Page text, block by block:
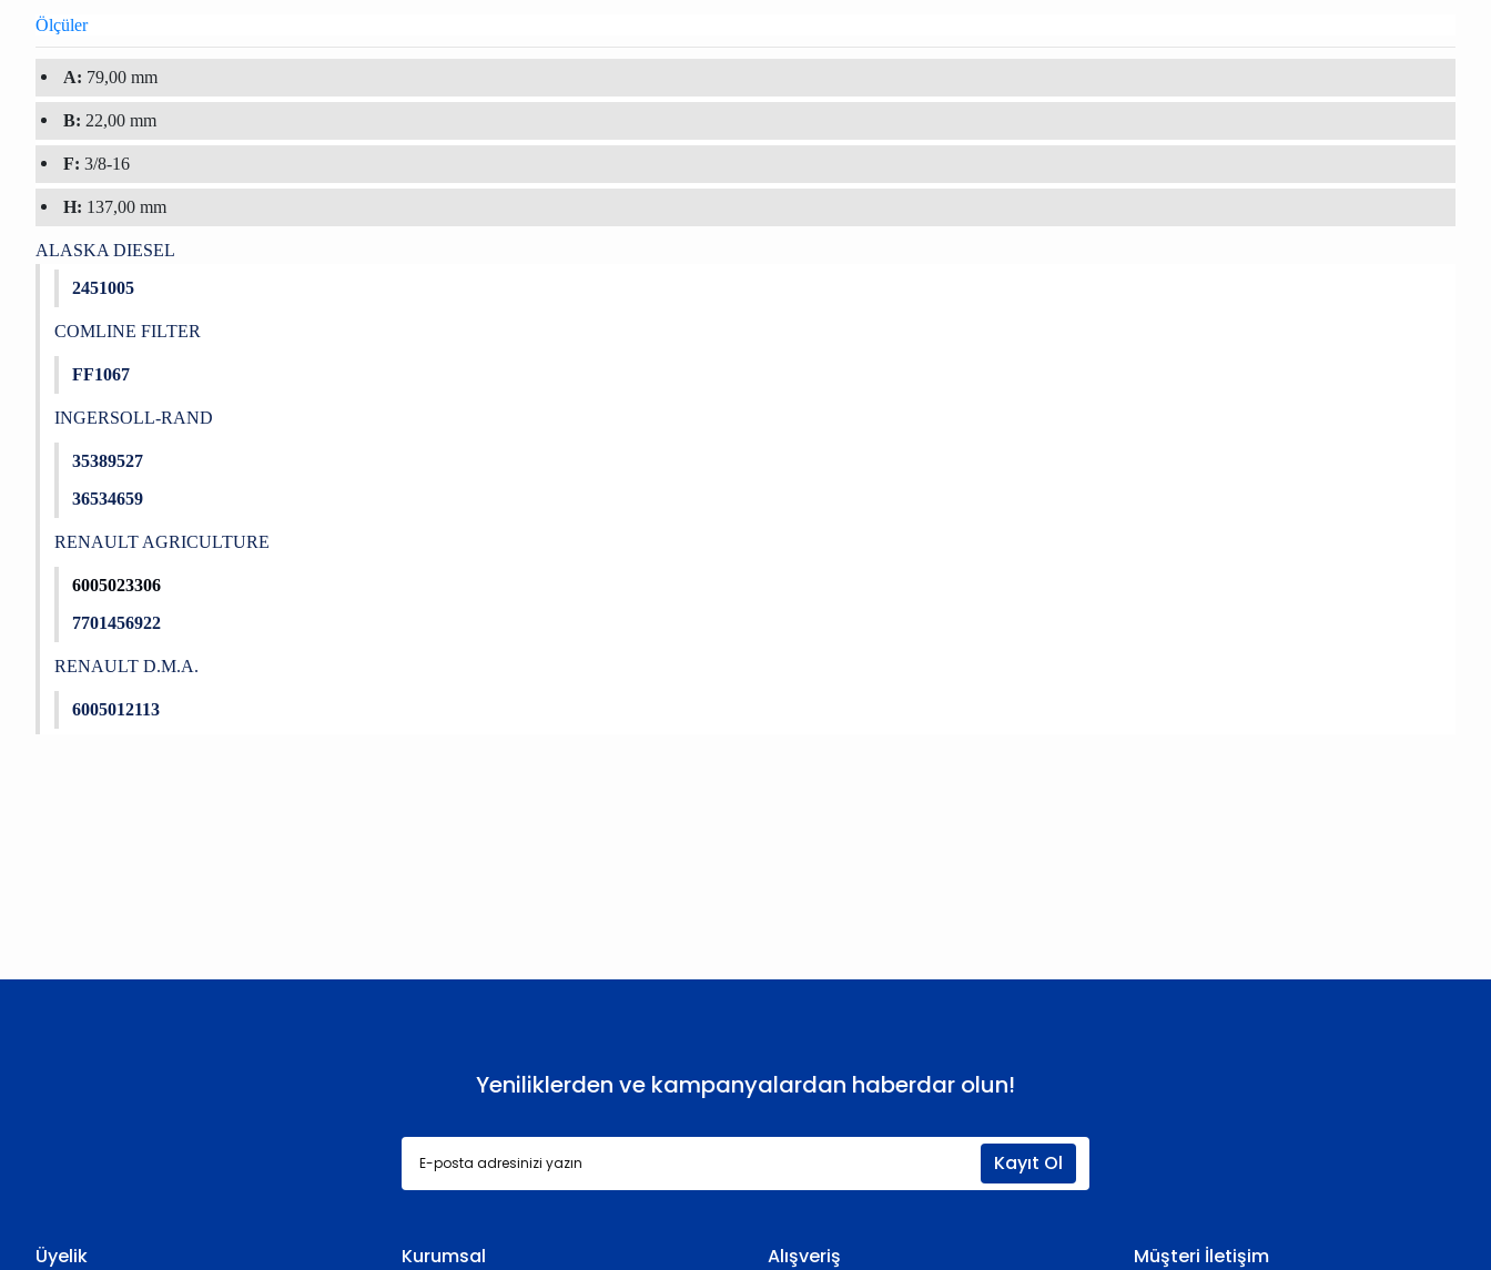
Ölçüler
A: 79,00 mm
B: 22,00 mm
F: 3/8-16
H: 137,00 mm
ALASKA DIESEL
2451005
COMLINE FILTER
FF1067
INGERSOLL-RAND
35389527
36534659
RENAULT AGRICULTURE
6005023306
7701456922
RENAULT D.M.A.
6005012113
Ürün bilgilerinde hatalar bulunuyor.
Gönder
Yeniliklerden ve kampanyalardan haberdar olun!
Kayıt Ol
Üyelik Kurumsal Alışveriş Müşteri İletişim